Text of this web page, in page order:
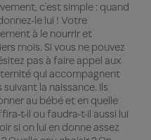
c’est simple : quand
le lui ! Votre
à le nourrir et
mois. Si vous ne pouvez
pas à faire appel aux
qui accompagnent
la naissance. Ils
au bébé et en quelle
t-il ou faudra-t-il aussi lui
si on lui en donne assez